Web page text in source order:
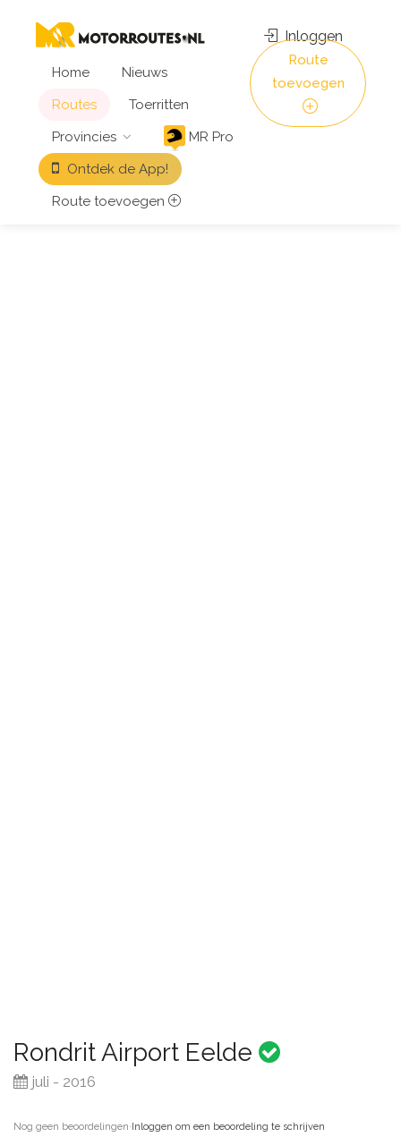
Home
Nieuws
Routes
Toerritten
Provincies
MR Pro
Ontdek de App!
Route toevoegen
Inloggen
Route
toevoegen
Rondrit Airport Eelde
juli - 2016
Nog geen beoordelingen·Inloggen om een beoordeling te schrijven